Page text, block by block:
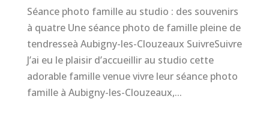
Séance photo famille au studio : des souvenirs
à quatre Une séance photo de famille pleine de
tendresseà Aubigny-les-Clouzeaux SuivreSuivre
J’ai eu le plaisir d’accueillir au studio cette
adorable famille venue vivre leur séance photo
famille à Aubigny-les-Clouzeaux,...